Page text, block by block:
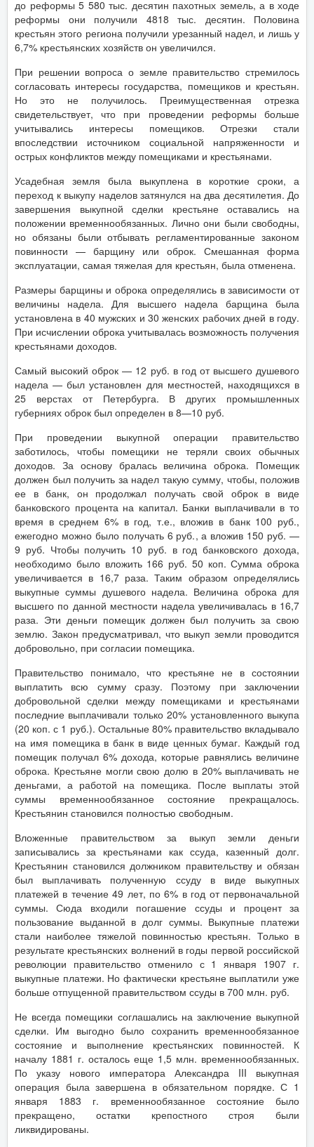
до реформы 5 580 тыс. десятин пахотных земель, а в ходе
реформы они получили 4818 тыс. десятин. Половина
крестьян этого региона получили урезанный надел, и лишь у
6,7% крестьянских хозяйств он увеличился.
При решении вопроса о земле правительство стремилось
согласовать интересы государства, помещиков и крестьян.
Но это не получилось. Преимущественная отрезка
свидетельствует, что при проведении реформы больше
учитывались интересы помещиков. Отрезки стали
впоследствии источником социальной напряженности и
острых конфликтов между помещиками и крестьянами.
Усадебная земля была выкуплена в короткие сроки, а
переход к выкупу наделов затянулся на два десятилетия. До
завершения выкупной сделки крестьяне оставались на
положении временнообязанных. Лично они были свободны,
но обязаны были отбывать регламентированные законом
повинности — барщину или оброк. Смешанная форма
эксплуатации, самая тяжелая для крестьян, была отменена.
Размеры барщины и оброка определялись в зависимости от
величины надела. Для высшего надела барщина была
установлена в 40 мужских и 30 женских рабочих дней в году.
При исчислении оброка учитывалась возможность получения
крестьянами доходов.
Самый высокий оброк — 12 руб. в год от высшего душевого
надела — был установлен для местностей, находящихся в
25 верстах от Петербурга. В других промышленных
губерниях оброк был определен в 8—10 руб.
При проведении выкупной операции правительство
заботилось, чтобы помещики не теряли своих обычных
доходов. За основу бралась величина оброка. Помещик
должен был получить за надел такую сумму, чтобы, положив
ее в банк, он продолжал получать свой оброк в виде
банковского процента на капитал. Банки выплачивали в то
время в среднем 6% в год, т.е., вложив в банк 100 руб.,
ежегодно можно было получать 6 руб., а вложив 150 руб. —
9 руб. Чтобы получить 10 руб. в год банковского дохода,
необходимо было вложить 166 руб. 50 коп. Сумма оброка
увеличивается в 16,7 раза. Таким образом определялись
выкупные суммы душевого надела. Величина оброка для
высшего по данной местности надела увеличивалась в 16,7
раза. Эти деньги помещик должен был получить за свою
землю. Закон предусматривал, что выкуп земли проводится
добровольно, при согласии помещика.
Правительство понимало, что крестьяне не в состоянии
выплатить всю сумму сразу. Поэтому при заключении
добровольной сделки между помещиками и крестьянами
последние выплачивали только 20% установленного выкупа
(20 коп. с 1 руб.). Остальные 80% правительство вкладывало
на имя помещика в банк в виде ценных бумаг. Каждый год
помещик получал 6% дохода, которые равнялись величине
оброка. Крестьяне могли свою долю в 20% выплачивать не
деньгами, а работой на помещика. После выплаты этой
суммы временнообязанное состояние прекращалось.
Крестьянин становился полностью свободным.
Вложенные правительством за выкуп земли деньги
записывались за крестьянами как ссуда, казенный долг.
Крестьянин становился должником правительству и обязан
был выплачивать полученную ссуду в виде выкупных
платежей в течение 49 лет, по 6% в год от первоначальной
суммы. Сюда входили погашение ссуды и процент за
пользование выданной в долг суммы. Выкупные платежи
стали наиболее тяжелой повинностью крестьян. Только в
результате крестьянских волнений в годы первой российской
революции правительство отменило с 1 января 1907 г.
выкупные платежи. Но фактически крестьяне выплатили уже
больше отпущенной правительством ссуды в 700 млн. руб.
Не всегда помещики соглашались на заключение выкупной
сделки. Им выгодно было сохранить временнообязанное
состояние и выполнение крестьянских повинностей. К
началу 1881 г. осталось еще 1,5 млн. временнообязанных.
По указу нового императора Александра III выкупная
операция была завершена в обязательном порядке. С 1
января 1883 г. временнообязанное состояние было
прекращено, остатки крепостного строя были
ликвидированы.